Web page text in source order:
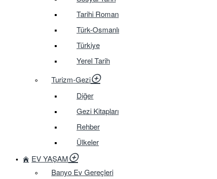
Tarihi Roman
Türk-Osmanlı
Türkiye
Yerel Tarih
Turizm-Gezi
Diğer
Gezi Kitapları
Rehber
Ülkeler
EV YAŞAM
Banyo Ev Gereçleri